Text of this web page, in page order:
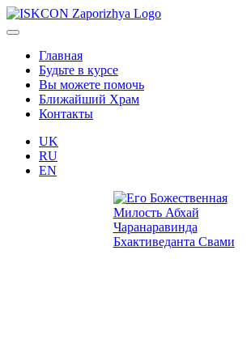
Главная
Будьте в курсе
Вы можете помочь
Ближайший Храм
Контакты
UK
RU
EN